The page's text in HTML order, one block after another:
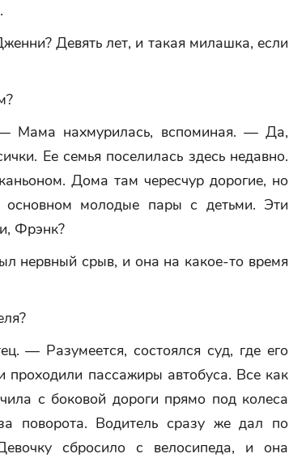
Девять лет, и такая милашка, если
нахмурилась, вспоминая. — Да,
Ее семья поселилась здесь недавно.
Дома там чересчур дорогие, но
молодые пары с детьми. Эти
Фрэнк?
нервный срыв, и она на какое-то время
— Разумеется, состоялся суд, где его
проходили пассажиры автобуса. Все как
с боковой дороги прямо под колеса
поворота. Водитель сразу же дал по
сбросило с велосипеда, и она